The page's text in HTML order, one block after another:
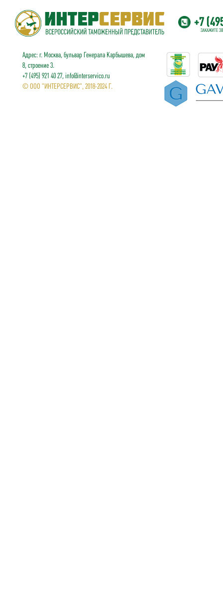
+7
ЗАКАЖИТЕ
Адрес: г. Москва, бульвар Генерала Карбышева, дом
8, строение 3.
+7 (495) 921 40 27, info@interservico.ru
© ООО "ИНТЕРСЕРВИС", 2018-2024 Г.